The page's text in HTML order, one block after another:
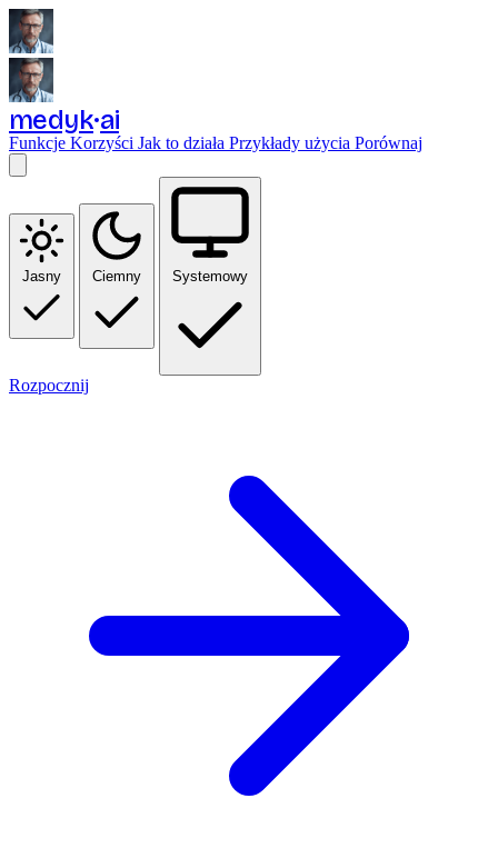
medyk ai
Funkcje Korzyści Jak to działa Przykłady użycia Porównaj
Jasny Ciemny Systemowy
Rozpocznij